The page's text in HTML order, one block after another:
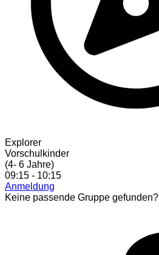
Explorer
Vorschulkinder
(4- 6 Jahre)
09:15 - 10:15
Anmeldung
Keine passende Gruppe gefunden?